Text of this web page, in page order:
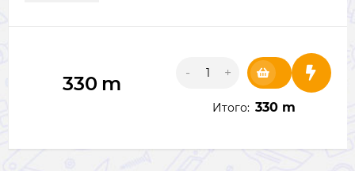
330 m - +
Итого: 330 m